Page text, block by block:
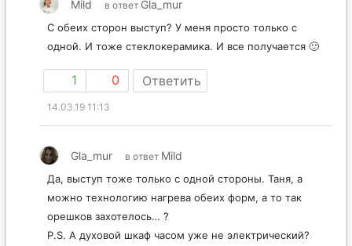
Gla_mur
С обеих сторон выступ? У меня просто только с
1 0 Ответить
14.03.19 11:13
Да, выступ тоже только с одной стороны. Таня, а
можно технологию нагрева обеих форм, а то так
орешков захотелось… ?